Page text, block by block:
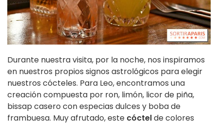
Durante nuestra visita, por la noche, nos inspiramos
en nuestros propios signos astrológicos para elegir
nuestros cócteles. Para Leo, encontramos una
creación compuesta por ron, limón, licor de piña,
bissap casero con especias dulces y boba de
frambuesa. Muy afrutado, este cóctelde colores